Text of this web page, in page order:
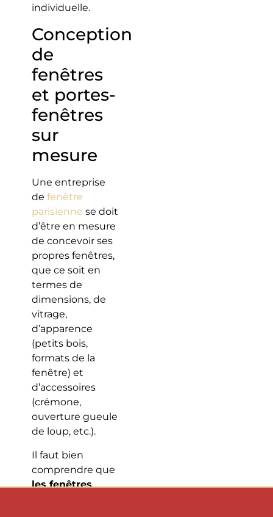
individuelle.
Conception
de
fenêtres
et portes-
fenêtres
sur
mesure
Une entreprise
de fenêtre
parisienne se doit
d’être en mesure
de concevoir ses
propres fenêtres,
que ce soit en
termes de
dimensions, de
vitrage,
d’apparence
(petits bois,
formats de la
fenêtre) et
d’accessoires
(crémone,
ouverture gueule
de loup, etc.).
Il faut bien
comprendre que
les fenêtres